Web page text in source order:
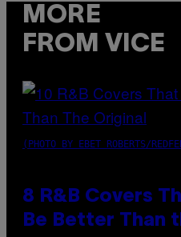
MORE
FROM VICE
(PHOTO BY EBET ROBERTS/
8 R&B Covers
Be Better Than